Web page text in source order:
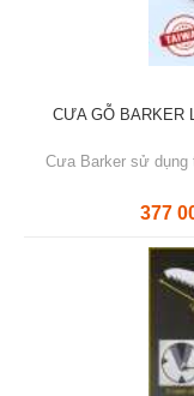
CƯA GỖ BARKER
Cưa Barker sử dụng
377